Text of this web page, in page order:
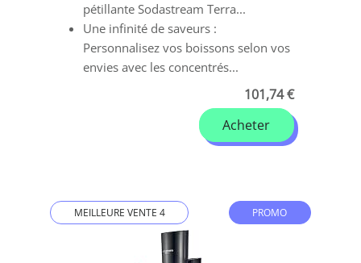
pétillante Sodastream Terra...
Une infinité de saveurs :
Personnalisez vos boissons selon vos
envies avec les concentrés...
101,74 €
Acheter
PROMO
MEILLEURE VENTE 4